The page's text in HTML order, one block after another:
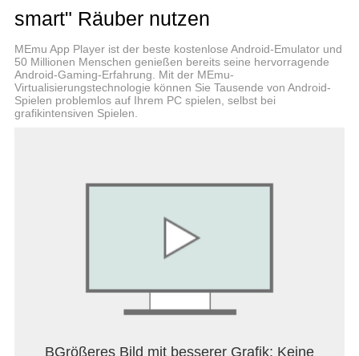
smart" Räuber nutzen
MEmu App Player ist der beste kostenlose Android-Emulator und
50 Millionen Menschen genießen bereits seine hervorragende
Android-Gaming-Erfahrung. Mit der MEmu-
Virtualisierungstechnologie können Sie Tausende von Android-
Spielen problemlos auf Ihrem PC spielen, selbst bei
grafikintensiven Spielen.
BGrößeres Bild mit besserer Grafik; Keine